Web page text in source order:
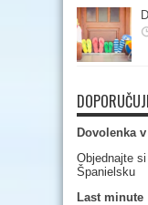
Dovolenka
Objednajte
Španielsku
Last minute